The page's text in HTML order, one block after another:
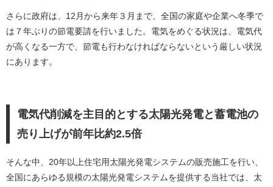
さらに政府は、 12月から来年３月まで、全国の家庭や企業へ冬季で
は７年ぶりの節電要請を行いました。電気をめぐる状況は、電気代
が高くなる一方で、節電も行わなければならないという厳しい状況
にあります。
電気代削減を主目的とする太陽光発電と蓄電池の
売り上げが前年比約2.5倍
そんな中、 20年以上住宅用太陽光発電システムの販売施工を行い、
全国にあらゆる規模の太陽光発電システムを提供する当社では、太